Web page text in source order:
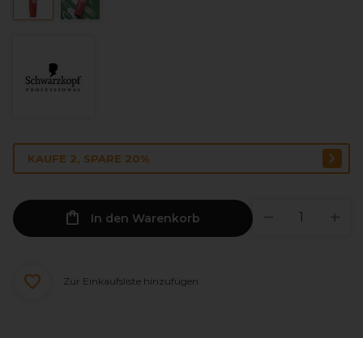
KAUFE 2, SPARE 20%
In den Warenkorb
Zur Einkaufsliste hinzufügen